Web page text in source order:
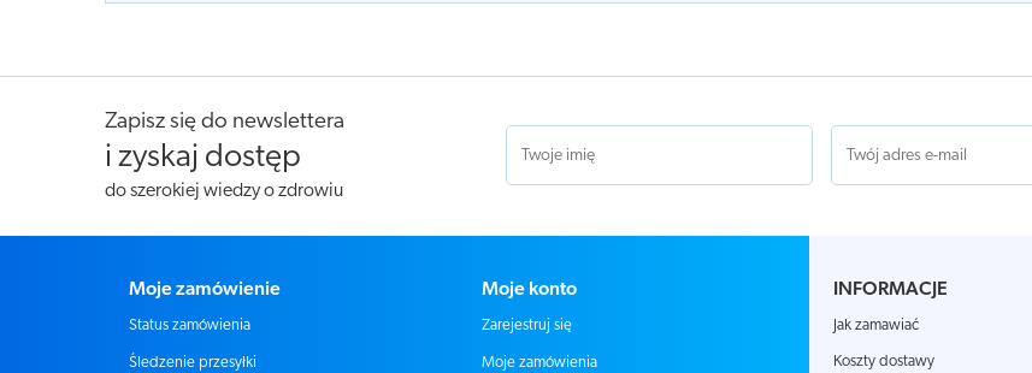
Zapisz się do newslettera
i zyskaj dostęp
do szerokiej wiedzy o zdrowiu
Moje zamówienie
Status zamówienia
Śledzenie przesyłki
Moje konto
Zarejestruj się
Moje zamówienia
INFORMACJE
Jak zamawiać
Koszty dostawy